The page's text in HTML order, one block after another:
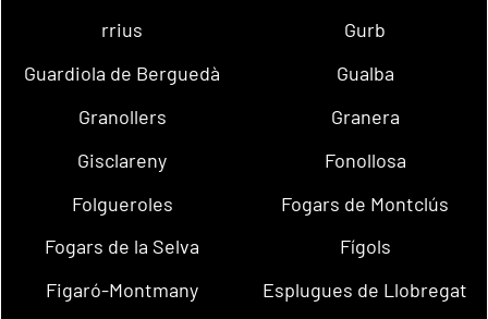
rrius
Gurb
Guardiola de Berguedà
Gualba
Granollers
Granera
Gisclareny
Fonollosa
Folgueroles
Fogars de Montclús
Fogars de la Selva
Fígols
Figaró-Montmany
Esplugues de Llobregat